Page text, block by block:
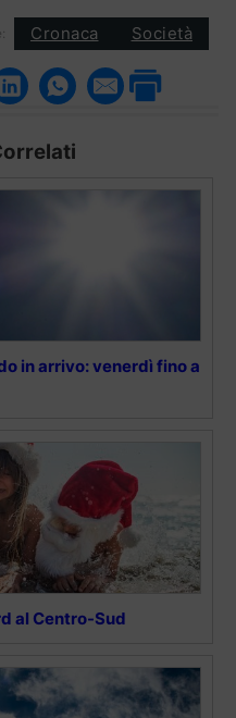
Cronaca Società
in arrivo: venerdì fino a
al Centro-Sud